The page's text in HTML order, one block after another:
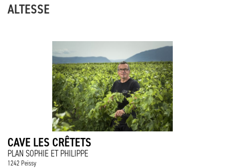
ALTESSE
CAVE LES CRÊTETS
PLAN SOPHIE ET PHILIPPE
1242 Peissy